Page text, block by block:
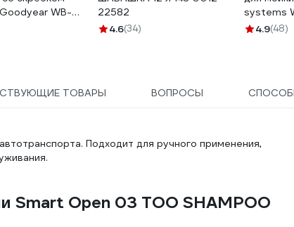
WB-
22582
4.6(34)
systems
20х12х6
4.9(48)
ТОВАРЫ ВОПРОСЫ
Подходит для ручного применения,
Smart Open 03 TOO SHAMPOO